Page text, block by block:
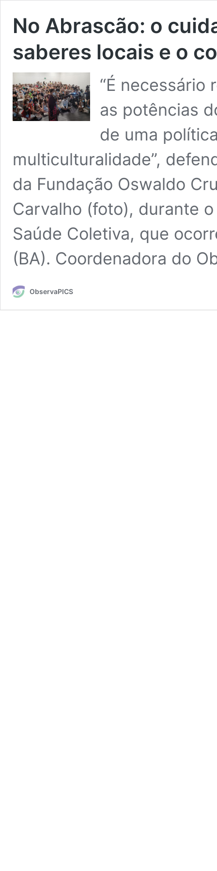
No Abrascão: o
saberes locais e o
“É necessário
as potências
de uma
multiculturalidade”,
da Fundação Oswaldo
Carvalho (foto), durante
Saúde Coletiva, que
(BA). Coordenadora do
ObservaPICS